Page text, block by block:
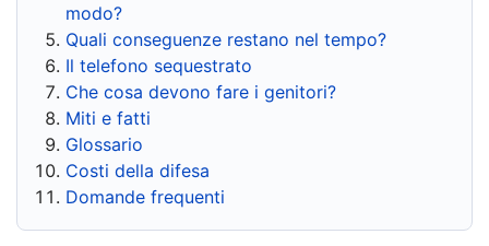
modo?
Quali conseguenze restano nel tempo?
Il telefono sequestrato
Che cosa devono fare i genitori?
Miti e fatti
Glossario
Costi della difesa
Domande frequenti